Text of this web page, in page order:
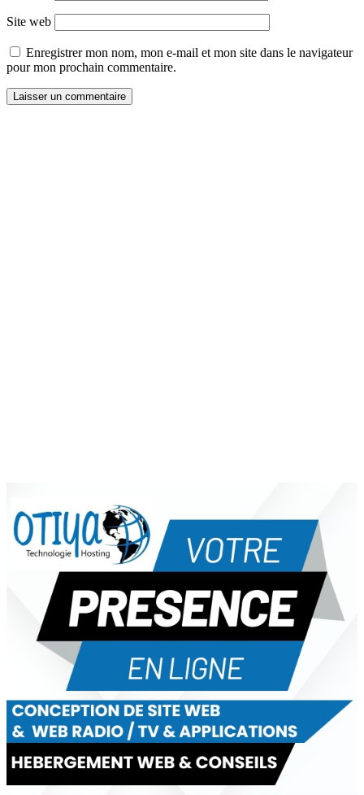
Site web
Enregistrer mon nom, mon e-mail et mon site dans le navigateur
pour mon prochain commentaire.